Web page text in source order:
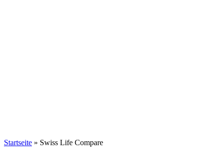
Startseite » Swiss Life Compare